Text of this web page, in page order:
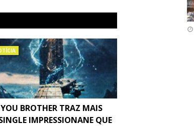
BROTHER TRAZ MAIS
IMPRESSIONANE QUE